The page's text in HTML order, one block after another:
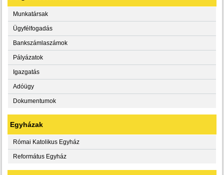
Munkatársak
Ügyfélfogadás
Bankszámlaszámok
Pályázatok
Igazgatás
Adóügy
Dokumentumok
Egyházak
Római Katolikus Egyház
Református Egyház